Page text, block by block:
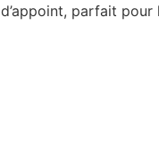
d’appoint, parfait pour